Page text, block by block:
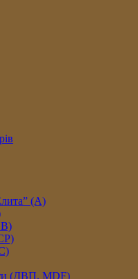
(A)
(ДВП, MDF)